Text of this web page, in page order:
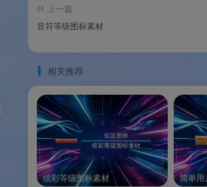
上一篇
音符等级图标素材
相关推荐
炫彩等级图标素材 简单